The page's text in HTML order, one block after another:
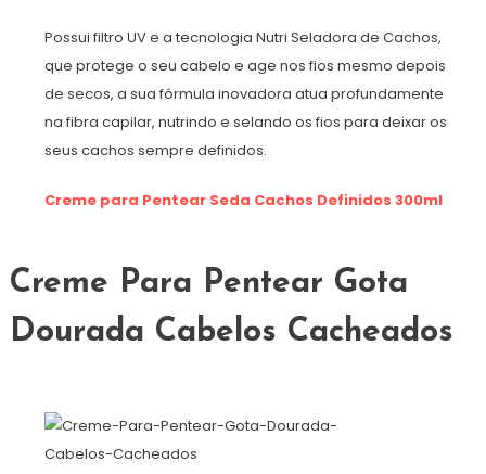
Possui filtro UV e a tecnologia Nutri Seladora de Cachos,
que protege o seu cabelo e age nos fios mesmo depois
de secos, a sua fórmula inovadora atua profundamente
na fibra capilar, nutrindo e selando os fios para deixar os
seus cachos sempre definidos.
Creme para Pentear Seda Cachos Definidos 300ml
Creme Para Pentear Gota
Dourada Cabelos Cacheados